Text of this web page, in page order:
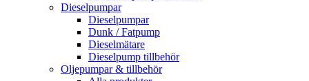
Dieselpumpar
Dieselpumpar
Dunk / Fatpump
Dieselmätare
Dieselpump tillbehör
Oljepumpar & tillbehör